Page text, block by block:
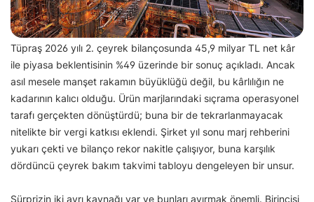
Tüpraş 2026 yılı 2. çeyrek bilançosunda 45,9 milyar TL net kâr
ile piyasa beklentisinin %49 üzerinde bir sonuç açıkladı. Ancak
asıl mesele manşet rakamın büyüklüğü değil, bu kârlılığın ne
kadarının kalıcı olduğu. Ürün marjlarındaki sıçrama operasyonel
tarafı gerçekten dönüştürdü; buna bir de tekrarlanmayacak
nitelikte bir vergi katkısı eklendi. Şirket yıl sonu marj rehberini
yukarı çekti ve bilanço rekor nakitle çalışıyor, buna karşılık
dördüncü çeyrek bakım takvimi tabloyu dengeleyen bir unsur.
Sürprizin iki ayrı kaynağı var ve bunları ayırmak önemli. Birincisi